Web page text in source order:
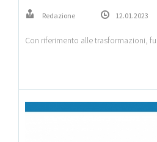
Redazione 12.01.2023
Con riferimento alle trasformazioni,